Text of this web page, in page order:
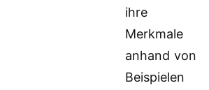
ihre
Merkmale
anhand von
Beispielen